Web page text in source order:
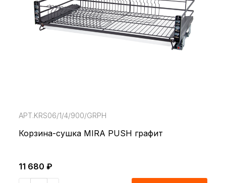
АРТ.KRS06/1/4/900/GRPH
Корзина-сушка MIRA PUSH графит
11 680 ₽